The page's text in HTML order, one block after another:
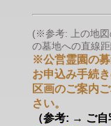
(※参考: 上の地図
の墓地への直線
※公営霊園の
お申込み手続
区画のご案内
さい。
（参考: → ご